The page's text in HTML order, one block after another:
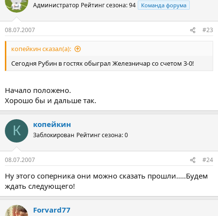
Администратор Рейтинг сезона: 94 Команда форума
08.07.2007 #23
копейкин сказал(а):
Сегодня Рубин в гостях обыграл Железничар со счетом 3-0!
Начало положено.
Хорошо бы и дальше так.
К копейкин
Заблокирован Рейтинг сезона: 0
08.07.2007 #24
Ну этого соперника они можно сказать прошли.....Будем
ждать следующего!
Forvard77